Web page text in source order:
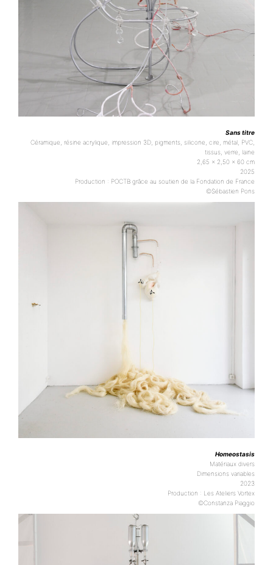
Sans titre
Céramique, résine acrylique, impression 3D, pigments, silicone, cire, métal, PVC,
tissus, verre, laine
2,65 x 2,50 x 60 cm
2025
Production : POCTB grâce au soutien de la Fondation de France
©Sébastien Pons
Homeostasis
Matériaux divers
Dimensions variables
2023
Production : Les Ateliers Vortex
©Constanza Piaggio